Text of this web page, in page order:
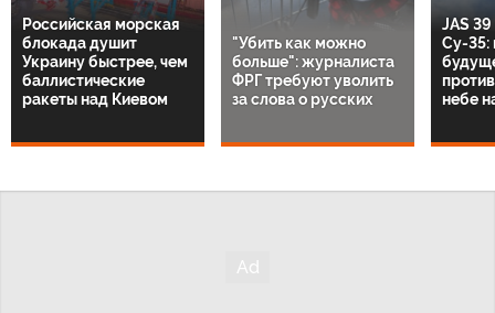
Российская морская
блокада душит
Украину быстрее, чем
баллистические
ракеты над Киевом
"Убить как можно
больше": журналиста
ФРГ требуют уволить
за слова о русских
JAS
Су-35:
небе